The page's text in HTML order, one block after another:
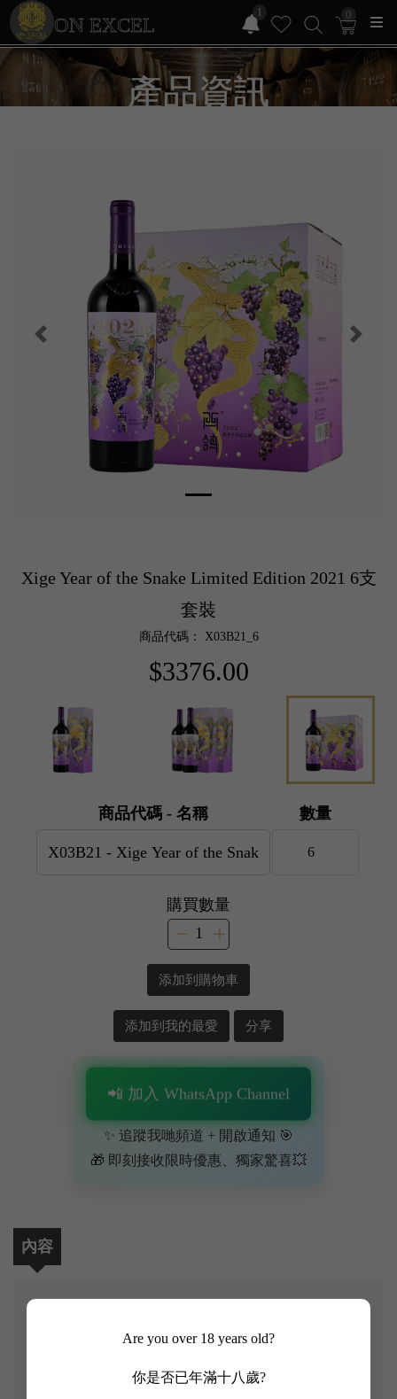
ON EXCEL
1 0
Are you over 18 years old?
你是否已年滿十八歲?
產品資訊
Xige Year of the Snake Limited Edition 2021 6支
套裝
商品代碼： X03B21_6
$3376.00
商品代碼 - 名稱 數量
購買數量
添加到購物車
添加到我的最愛 分享
📲 加入 WhatsApp Channel
✨ 追蹤我哋頻道 + 開啟通知 🎯
🎁 即刻接收限時優惠、獨家驚喜💥
內容